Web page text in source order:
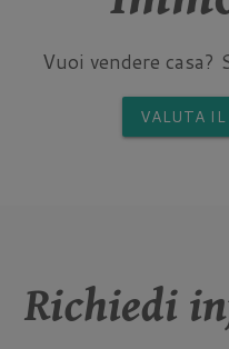
Vuoi vendere casa?
VALUTA
Richiedi